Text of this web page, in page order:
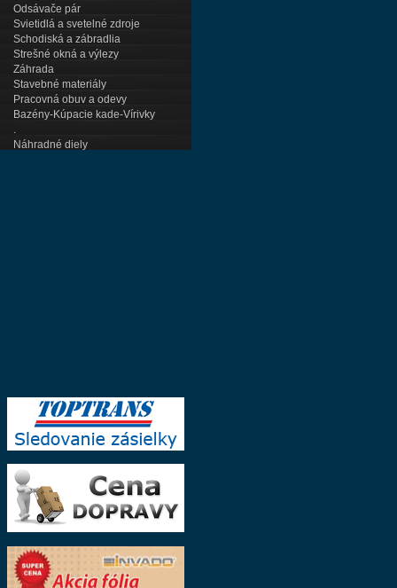
Odsávače pár
Svietidlá a svetelné zdroje
Schodiská a zábradlia
Strešné okná a výlezy
Záhrada
Stavebné materiály
Pracovná obuv a odevy
Bazény-Kúpacie kade-Vírivky
Náhradné diely